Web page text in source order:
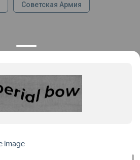
Советская Армия
ПРОДУКЦИЯ